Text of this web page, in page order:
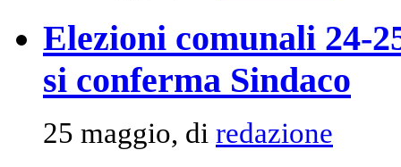
Elezioni comunali 24-
si conferma Sindaco
25 maggio, di redazione